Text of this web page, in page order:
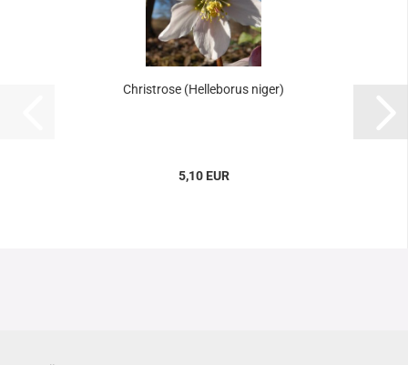
Christrose (Helleborus niger)
5,10 EUR